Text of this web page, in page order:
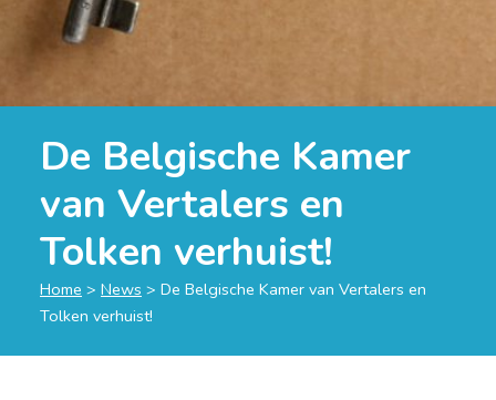
De Belgische Kamer
van Vertalers en
Tolken verhuist!
Home > News > De Belgische Kamer van Vertalers en
Tolken verhuist!